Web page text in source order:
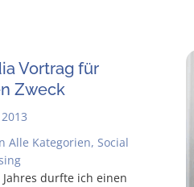
Vor­trag für
Zweck
Alle Kategorien, Social
durf­te ich einen